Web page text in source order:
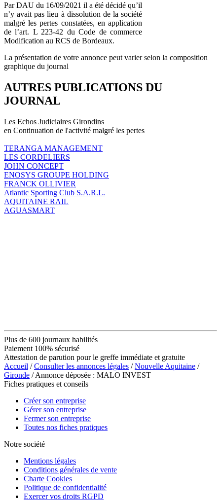
Par DAU du 16/09/2021 il a été décidé qu’il
n’y avait pas lieu à dissolution de la société
malgré les pertes constatées, en application
de l’art. L 223-42 du Code de commerce
Modification au RCS de Bordeaux.
La présentation de votre annonce peut varier selon la composition
graphique du journal
AUTRES PUBLICATIONS DU
JOURNAL
Les Echos Judiciaires Girondins
en Continuation de l'activité malgré les pertes
TERANGA MANAGEMENT
LES CORDELIERS
JOHN CONCEPT
ENOSYS GROUPE HOLDING
FRANCK OLLIVIER
Atlantic Sporting Club S.A.R.L.
AQUITAINE RAIL
AGUASMART
Plus de 600 journaux habilités
Paiement 100% sécurisé
Attestation de parution pour le greffe immédiate et gratuite
Accueil /Consulter les annonces légales /Nouvelle Aquitaine /
Gironde / Annonce déposée : MALO INVEST
Fiches pratiques et conseils
Créer son entreprise
Gérer son entreprise
Fermer son entreprise
Toutes nos fiches pratiques
Notre société
Mentions légales
Conditions générales de vente
Charte Cookies
Politique de confidentialité
Exercer vos droits RGPD